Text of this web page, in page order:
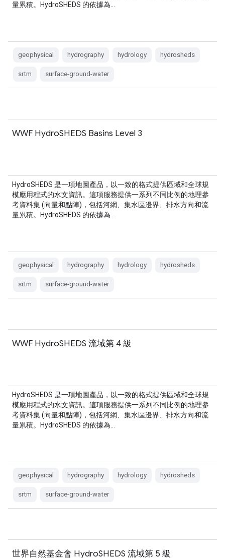
量累積。HydroSHEDS 的依據為…
geophysical hydrography hydrology hydrosheds
srtm surface-ground-water
WWF HydroSHEDS Basins Level 3
HydroSHEDS 是一項地圖產品，以一致的格式提供區域和全球規
模應用程式的水文資訊。這項服務提供一系列不同比例的地理參
考資料集 (向量和點陣)，包括河網、集水區邊界、排水方向和流
量累積。HydroSHEDS 的依據為…
geophysical hydrography hydrology hydrosheds
srtm surface-ground-water
WWF HydroSHEDS 流域第 4 級
HydroSHEDS 是一項地圖產品，以一致的格式提供區域和全球規
模應用程式的水文資訊。這項服務提供一系列不同比例的地理參
考資料集 (向量和點陣)，包括河網、集水區邊界、排水方向和流
量累積。HydroSHEDS 的依據為…
geophysical hydrography hydrology hydrosheds
srtm surface-ground-water
世界自然基金會 HydroSHEDS 流域第 5 級